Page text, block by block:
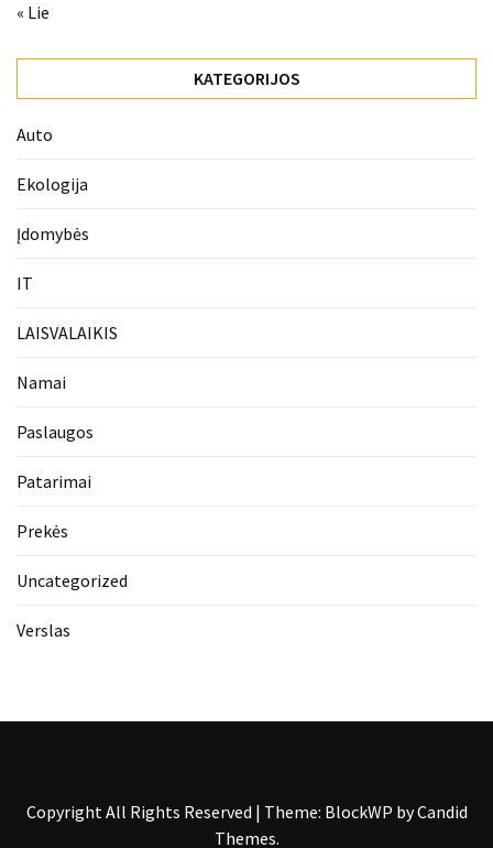
« Lie
KATEGORIJOS
Auto
Ekologija
Įdomybės
IT
LAISVALAIKIS
Namai
Paslaugos
Patarimai
Prekės
Uncategorized
Verslas
Copyright All Rights Reserved | Theme: BlockWP byCandid
Themes.